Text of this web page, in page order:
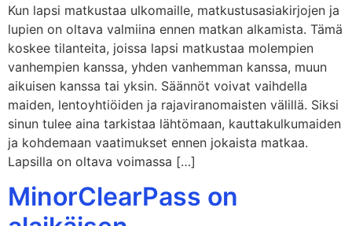
Kun lapsi matkustaa ulkomaille, matkustusasiakirjojen ja
lupien on oltava valmiina ennen matkan alkamista. Tämä
koskee tilanteita, joissa lapsi matkustaa molempien
vanhempien kanssa, yhden vanhemman kanssa, muun
aikuisen kanssa tai yksin. Säännöt voivat vaihdella
maiden, lentoyhtiöiden ja rajaviranomaisten välillä. Siksi
sinun tulee aina tarkistaa lähtömaan, kauttakulkumaiden
ja kohdemaan vaatimukset ennen jokaista matkaa.
Lapsilla on oltava voimassa […]
MinorClearPass on